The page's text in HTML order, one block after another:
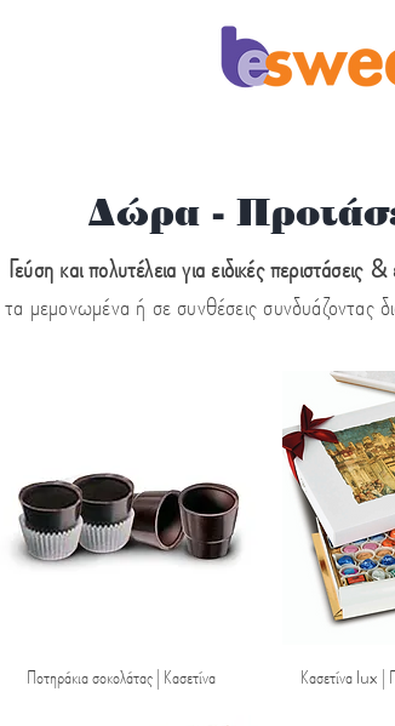
Δώρα -
Γεύση και πολυτέλεια για ειδικές περιστάσεις
τα μεμονωμένα ή σε συνθέσεις συνδυάζοντας
Quick View
Ποτηράκια σοκολάτας | Κασετίνα Κασετίνα lux |